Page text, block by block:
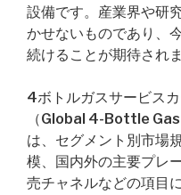
設備です。産業界や研
かせないものであり、
続けることが期待されま
4ボトルガスサービス
（Global 4-Bottle
は、セグメント別市場
模、国内外の主要プレ
売チャネルなどの項目